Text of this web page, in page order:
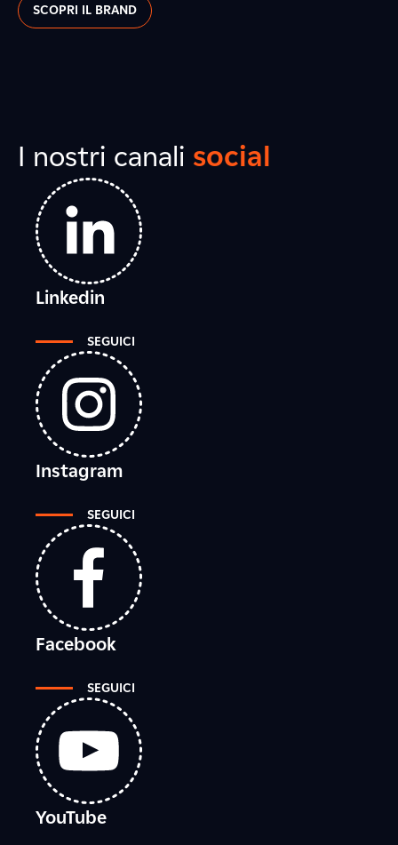
SCOPRI IL BRAND
I nostri canali social
Linkedin
SEGUICI
Instagram
SEGUICI
Facebook
SEGUICI
YouTube